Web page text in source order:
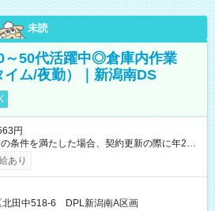
未読
～50代活躍中◎倉庫内作業
ム/夜勤）｜新潟南DS
円
条件を満たした場合、契約更新の際に年2回
用制度あり ※月末締/翌
間外手当、別途支給 ※深夜割増賃金 (22:00～
けます！ 【試用期間】試用期間
：1週間 雇用形態、給与は本採用時と同じ
あり
北田中518-6 DPL新潟南A区画